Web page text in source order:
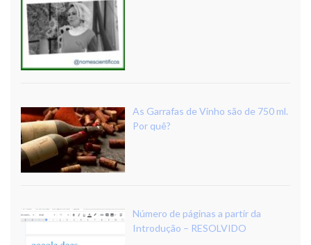
As Garrafas de Vinho são de 750 ml.
Por quê?
Número de páginas a partir da
Introdução – RESOLVIDO